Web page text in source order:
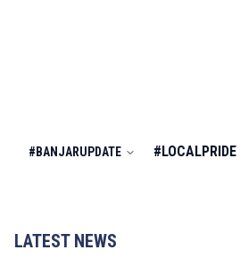
#BANJARUPDATE #LOCALPRIDE
LATEST NEWS